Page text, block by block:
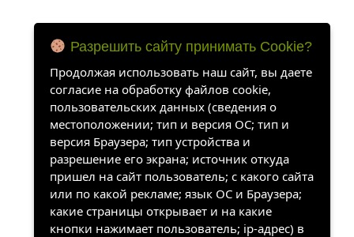
Разрешить сайту принимать Cookie?
Продолжая использовать наш сайт, вы даете
согласие на обработку файлов cookie,
пользовательских данных (сведения о
местоположении; тип и версия ОС; тип и
версия Браузера; тип устройства и
разрешение его экрана; источник откуда
пришел на сайт пользователь; с какого сайта
или по какой рекламе; язык ОС и Браузера;
какие страницы открывает и на какие
кнопки нажимает пользователь; ip-адрес) в